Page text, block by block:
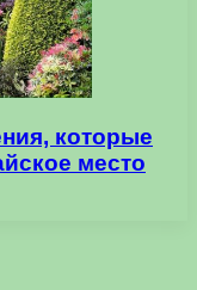
которые
место